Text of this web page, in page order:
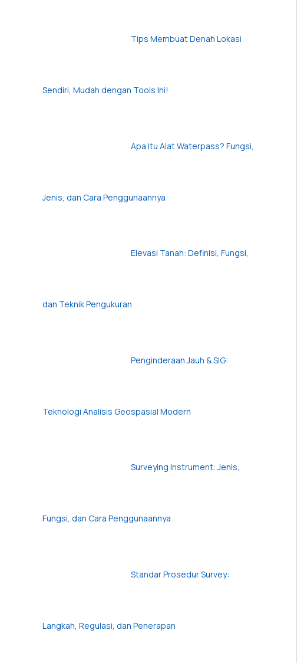
Tips Membuat Denah Lokasi
Sendiri, Mudah dengan Tools Ini!
Apa Itu Alat Waterpass? Fungsi,
Jenis, dan Cara Penggunaannya
Elevasi Tanah: Definisi, Fungsi,
dan Teknik Pengukuran
Penginderaan Jauh & SIG:
Teknologi Analisis Geospasial Modern
Surveying Instrument: Jenis,
Fungsi, dan Cara Penggunaannya
Standar Prosedur Survey:
Langkah, Regulasi, dan Penerapan